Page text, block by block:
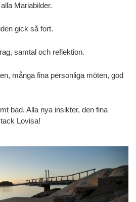
Mariabilder.
gick så fort.
samtal och reflektion.
många fina personliga möten, god
bad. Alla nya insikter, den fina
Lovisa!